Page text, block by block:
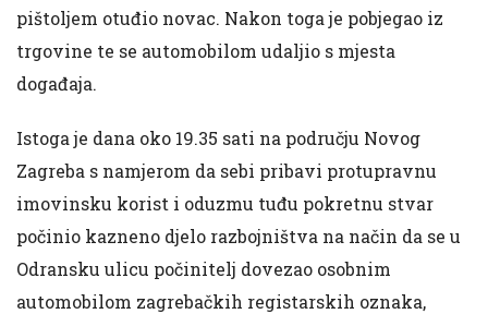
pištoljem otuđio novac. Nakon toga je pobjegao iz
trgovine te se automobilom udaljio s mjesta
događaja.
Istoga je dana oko 19.35 sati na području Novog
Zagreba s namjerom da sebi pribavi protupravnu
imovinsku korist i oduzmu tuđu pokretnu stvar
počinio kazneno djelo razbojništva na način da se u
Odransku ulicu počinitelj dovezao osobnim
automobilom zagrebačkih registarskih oznaka,